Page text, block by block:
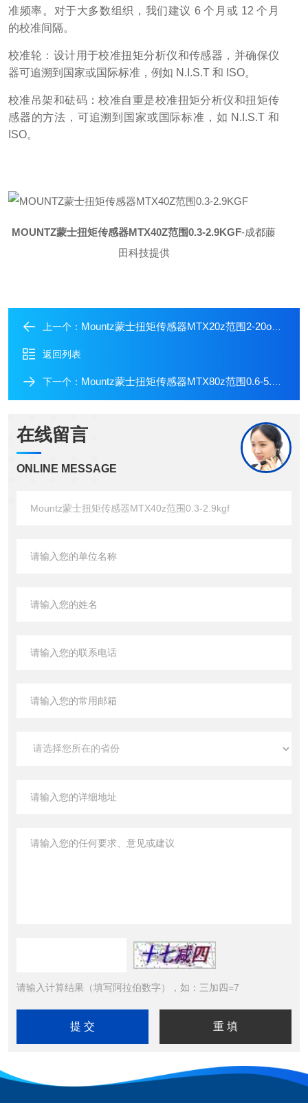
准频率。对于大多数组织，我们建议 6 个月或 12 个月
的校准间隔。
校准轮：设计用于校准扭矩分析仪和传感器，并确保仪
器可追溯到国家或国际标准，例如 N.I.S.T 和 ISO。
校准吊架和砝码：校准自重是校准扭矩分析仪和扭矩传
感器的方法，可追溯到国家或国际标准，如 N.I.S.T 和
ISO。
MOUNTZ蒙士扭矩传感器MTX40Z范围0.3-2.9KGF-成都藤
田科技提供
上一个： Mountz蒙士扭矩传感器MTX20z范围2-20ozf.in
返回列表
下一个： Mountz蒙士扭矩传感器MTX80z范围0.6-5.8kgf
在线留言
ONLINE MESSAGE
请输入计算结果（填写阿拉伯数字），如：三加四=7